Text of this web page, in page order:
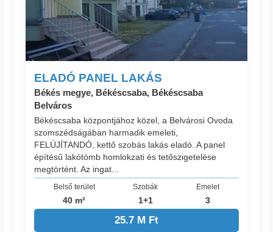
ELADÓ PANEL LAKÁS
Békés megye, Békéscsaba, Békéscsaba
Belváros
Békéscsaba központjához közel, a Belvárosi Ovoda
szomszédságában harmadik emeleti,
FELÚJÍTANDÓ, kettő szobás lakás eladó. A panel
építésű lakótömb homlokzati és tetőszigetelése
megtörtént. Az ingat...
Belső terület
40 m²
Szobák
1+1
Emelet
3
25.7 M Ft